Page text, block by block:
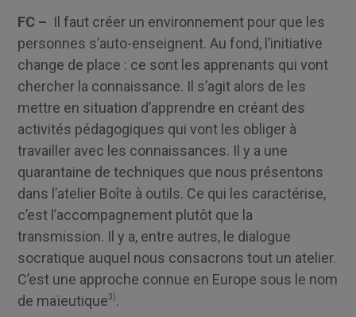
FC – Il faut créer un environnement pour que les
personnes s’auto-enseignent. Au fond, l’initiative
change de place : ce sont les apprenants qui vont
chercher la connaissance. Il s’agit alors de les
mettre en situation d’apprendre en créant des
activités pédagogiques qui vont les obliger à
travailler avec les connaissances. Il y a une
quarantaine de techniques que nous présentons
dans l’atelier Boîte à outils. Ce qui les caractérise,
c’est l’accompagnement plutôt que la
transmission. Il y a, entre autres, le dialogue
socratique auquel nous consacrons tout un atelier.
C’est une approche connue en Europe sous le nom
de maïeutique3).